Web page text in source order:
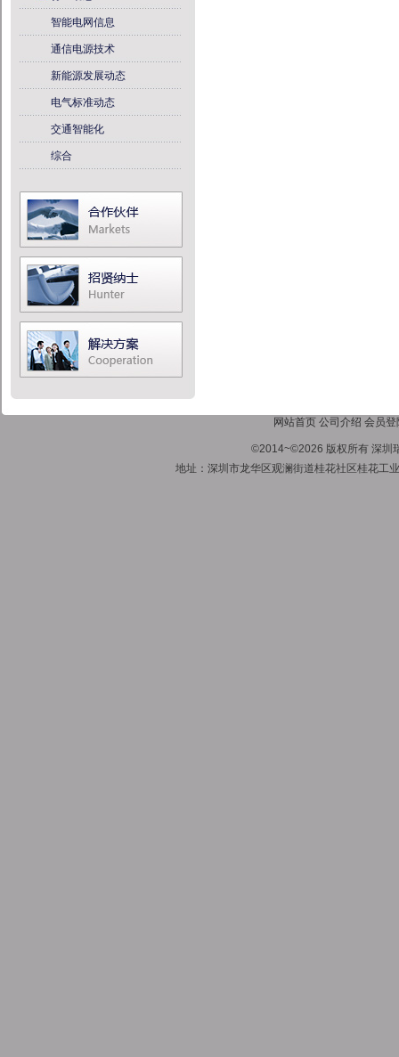
智能电网信息
通信电源技术
新能源发展动态
电气标准动态
交通智能化
综合
网站首页 公司介绍 会员登
©2014~©2026 版权所有 深圳
地址：深圳市龙华区观澜街道桂花社区桂花